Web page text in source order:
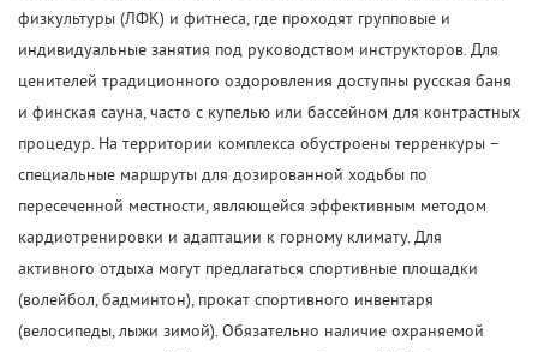
физкультуры (ЛФК) и фитнеса, где проходят групповые и
индивидуальные занятия под руководством инструкторов. Для
ценителей традиционного оздоровления доступны русская баня
и финская сауна, часто с купелью или бассейном для контрастных
процедур. На территории комплекса обустроены терренкуры –
специальные маршруты для дозированной ходьбы по
пересеченной местности, являющейся эффективным методом
кардиотренировки и адаптации к горному климату. Для
активного отдыха могут предлагаться спортивные площадки
(волейбол, бадминтон), прокат спортивного инвентаря
(велосипеды, лыжи зимой). Обязательно наличие охраняемой